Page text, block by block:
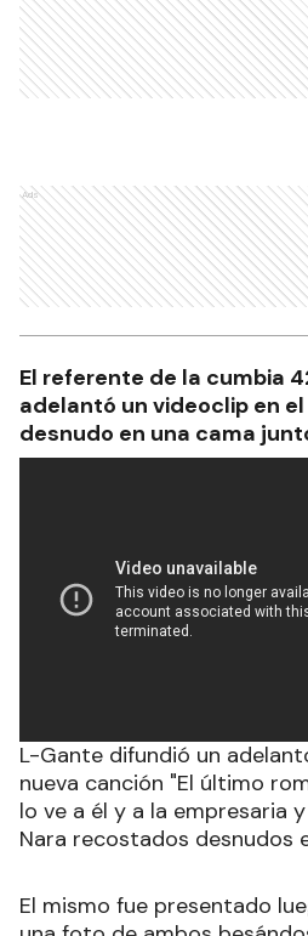
Ads
El referente de la cumbia
adelantó un videoclip en
desnudo en una cama
L-Gante difundió un
nueva canción "El último
lo ve a él y a la empresaria
Nara recostados desnudos
El mismo fue presentado